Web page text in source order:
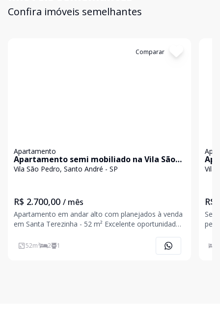
Confira imóveis semelhantes
Comparar
Apartamento
Apartamento semi mobiliado na Vila São
Pedro
Vila São Pedro, Santo André - SP
R$ 2.700,00 / mês
Apartamento em andar alto com planejados à venda
em Santa Terezinha - 52 m² Excelente oportunidade
funcional e pronto para morar, em uma das regiões
52m² 2 1
Vila
R$
Se